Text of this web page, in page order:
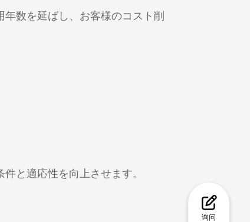
询问
数を延ばし、お客様のコスト削
と適応性を向上させます。